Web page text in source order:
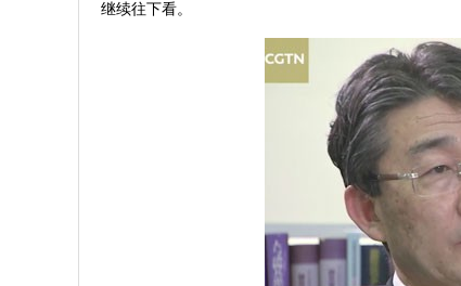
继续往下看。